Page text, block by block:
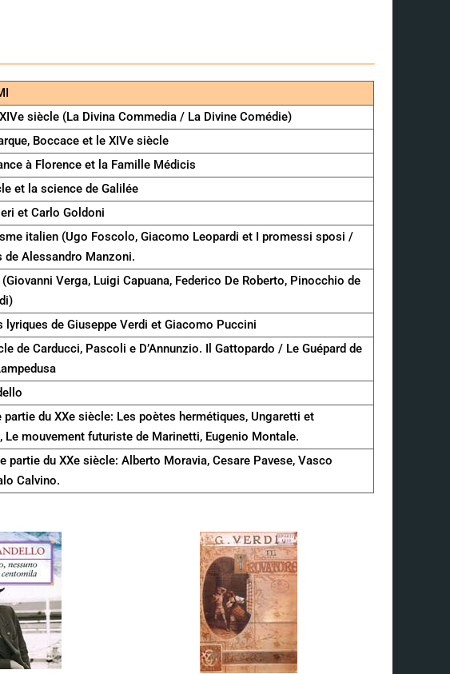
siècle (La Divina Commedia / La Divine Comédie)
Boccace et le XIVe siècle
à Florence et la Famille Médicis
et la science de Galilée
et Carlo Goldoni
italien (Ugo Foscolo, Giacomo Leopardi et I promessi sposi /
de Alessandro Manzoni.
Verga, Luigi Capuana, Federico De Roberto, Pinocchio de
lyriques de Giuseppe Verdi et Giacomo Puccini
de Carducci, Pascoli e D’Annunzio. Il Gattopardo / Le Guépard de
partie du XXe siècle: Les poètes hermétiques, Ungaretti et
Le mouvement futuriste de Marinetti, Eugenio Montale.
partie du XXe siècle: Alberto Moravia, Cesare Pavese, Vasco
Calvino.